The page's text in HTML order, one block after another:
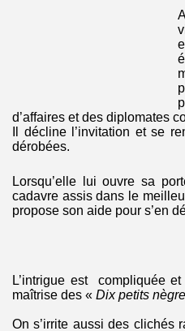
d’affaires et des diplomates
Il décline l’invitation et se
dérobées.
Lorsqu’elle lui ouvre sa
cadavre assis dans le
propose son aide pour s’en
L’intrigue est compliquée
maîtrise des « Dix petits
On s’irrite aussi des clichés